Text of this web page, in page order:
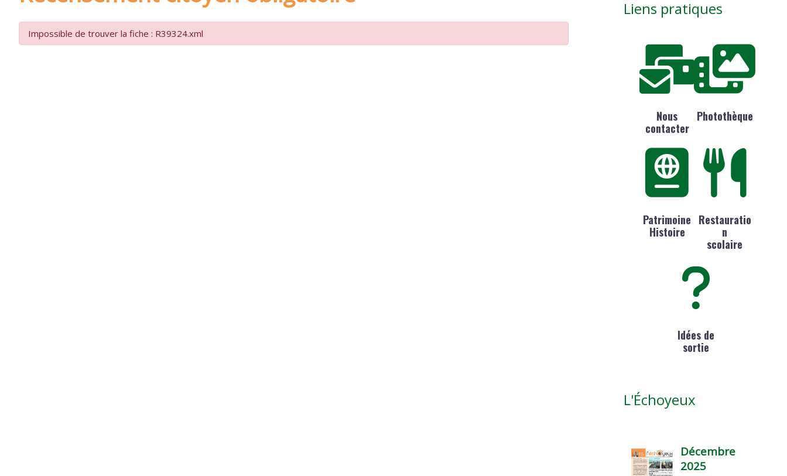
Impossible de trouver la fiche : R39324.xml
Liens pratiques
Nous
contacter
Photothèque
Patrimoine
Histoire
Restauratio
n
scolaire
Idées de
sortie
L'Échoyeux
Décembre
2025